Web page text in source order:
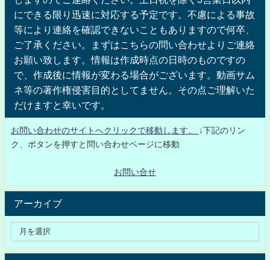
にできる限り迅速に対応する予定です。不慮による事故
等により連絡を確認できないこともありますので何卒、
ご了承ください。まずはこちらの問い合わせよりご連絡
お願い致します。情報は作成時点の日時のものですの
で、作成後に情報が変わる場合がございます。動画サム
ネ等の著作権侵害目的としてません。その点ご理解いた
だけますと幸いです。
お問い合わせのサイトへクリックで移動します。
↓下記のリン
ク、ボタンを押すと問い合わせページに移動
お問い合せ
アーカイブ